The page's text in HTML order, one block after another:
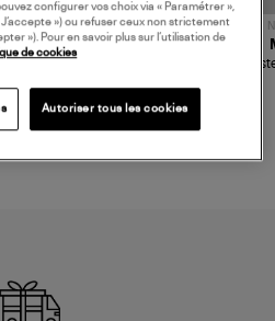
NOUVELLE COLLECTION
TORAL
Mocassins Killian Sport
configurer vos choix via « Paramétrer »,
») ou refuser ceux non strictement
»). Pour en savoir plus sur l’utilisation de
de cookies
Autoriser tous les cookies